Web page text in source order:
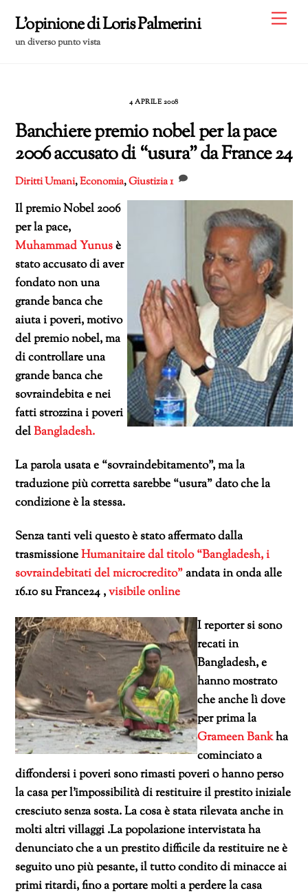
content
L'opinione di Loris Palmerini
un diverso punto vista
4 APRILE 2008
Banchiere premio nobel per la pace
2006 accusato di “usura” da France 24
Diritti Umani,Economia,Giustizia1
Il premio Nobel 2006
per la pace,
Muhammad Yunusè
stato accusato di aver
fondato non una
grande banca che
aiuta i poveri, motivo
del premio nobel, ma
di controllare una
grande banca che
sovraindebita e nei
fatti strozzina i poveri
delBangladesh.
La parola usata e “sovraindebitamento”, ma la
traduzione più corretta sarebbe “usura” dato che la
condizione è la stessa.
Senza tanti veli questo è stato affermato dalla
trasmissioneHumanitaire dal titolo “Bangladesh, i
sovraindebitati del microcredito”andata in onda alle
16.10 su France24 ,visibile online
I reporter si sono
recati in
Bangladesh, e
hanno mostrato
che anche lì dove
per prima la
Grameen Bankha
cominciato a
diffondersi i poveri sono rimasti poveri o hanno perso
la casa per l’impossibilità di restituire il prestito iniziale
cresciuto senza sosta. La cosa è stata rilevata anche in
molti altri villaggi .La popolazione intervistata ha
denunciato che a un prestito difficile da restituire ne è
seguito uno più pesante, il tutto condito di minacce ai
primi ritardi, fino a portare molti a perdere la casa